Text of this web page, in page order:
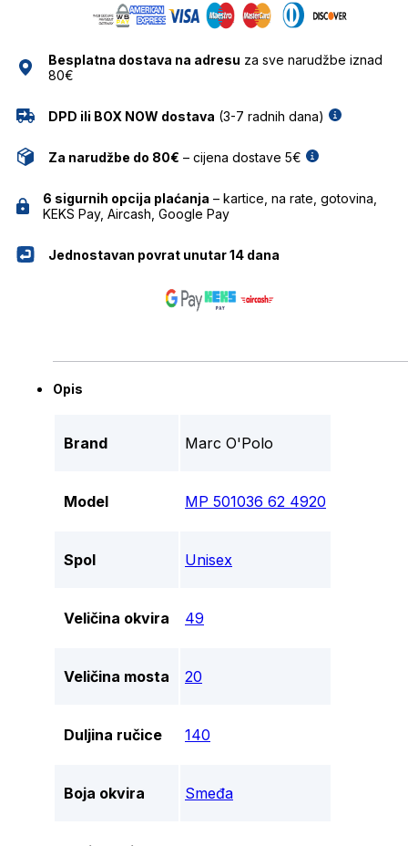
DIOPTRIJSKI
O'POLO
količina
Besplatna dostava na adresu za sve narudžbe iznad
80€
DPD ili BOX NOW dostava (3-7 radnih dana)
Za narudžbe do 80€ – cijena dostave 5€
6 sigurnih opcija plaćanja – kartice, na rate, gotovina,
KEKS Pay, Aircash, Google Pay
Jednostavan povrat unutar 14 dana
Opis
Brand Marc O'Polo
Model MP 501036 62 4920
Spol Unisex
Veličina okvira 49
Veličina mosta 20
Duljina ručice 140
Boja okvira Smeđa